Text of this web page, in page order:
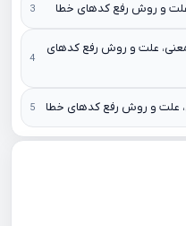
و روش رفع کدهای خطا
علت و روش رفع کدهای
علت و روش رفع کدهای خطا